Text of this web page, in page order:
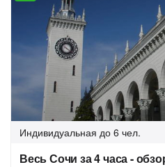
Индивидуальная до 6 чел.
Весь Сочи за 4 часа -